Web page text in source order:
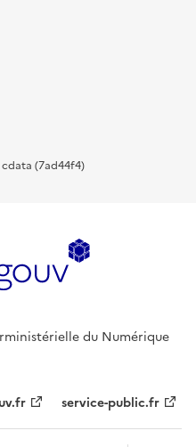
(7ad44f4)
du Numérique
service-public.fr